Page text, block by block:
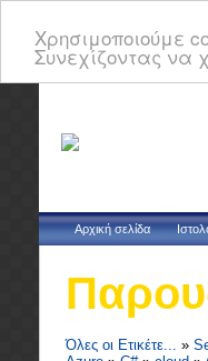
Χρησιμοποιούμε
Συνεχίζοντας να
Αρχική σελίδα
Όλες οι Ετικέτε... »